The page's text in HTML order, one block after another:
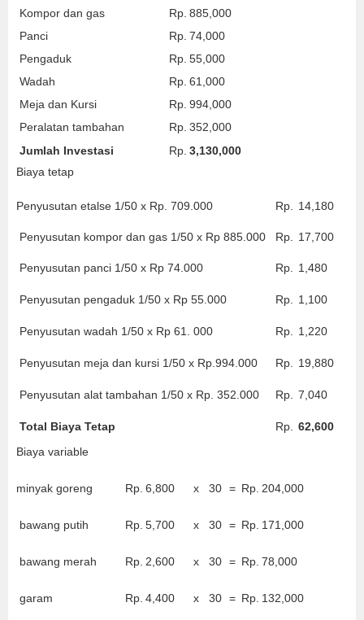
Kompor dan gas Rp. 885,000
Panci
Rp. 74,000
Pengaduk
Rp. 55,000
Wadah
Rp. 61,000
Meja dan Kursi
Rp. 994,000
Peralatan tambahan
Rp. 352,000
Jumlah Investasi
Rp. 3,130,000
Biaya tetap
Penyusutan etalse 1/50 x Rp. 709.000 Rp. 14,180
Penyusutan kompor dan gas 1/50 x Rp 885.000 Rp. 17,700
Penyusutan panci 1/50 x Rp 74.000 Rp. 1,480
Penyusutan pengaduk 1/50 x Rp 55.000 Rp. 1,100
Penyusutan wadah 1/50 x Rp 61. 000 Rp. 1,220
Penyusutan meja dan kursi 1/50 x Rp.994.000 Rp. 19,880
Penyusutan alat tambahan 1/50 x Rp. 352.000 Rp. 7,040
Total Biaya Tetap Rp. 62,600
Biaya variable
minyak goreng Rp. 6,800 x 30 = Rp. 204,000
bawang putih Rp. 5,700 x 30 = Rp. 171,000
bawang merah Rp. 2,600 x 30 = Rp. 78,000
garam Rp. 4,400 x 30 = Rp. 132,000